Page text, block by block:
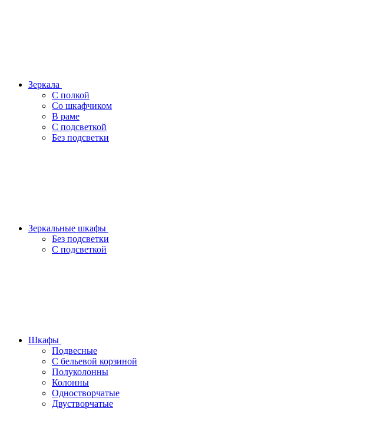
Зеркала
С полкой
Со шкафчиком
В раме
С подсветкой
Без подсветки
Зеркальные шкафы
Без подсветки
С подсветкой
Шкафы
Подвесные
С бельевой корзиной
Полуколонны
Колонны
Одностворчатые
Двустворчатые